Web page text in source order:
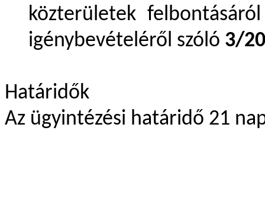
közterületek
igénybevételéről szóló 3/
Határidők
Az ügyintézési határidő 21